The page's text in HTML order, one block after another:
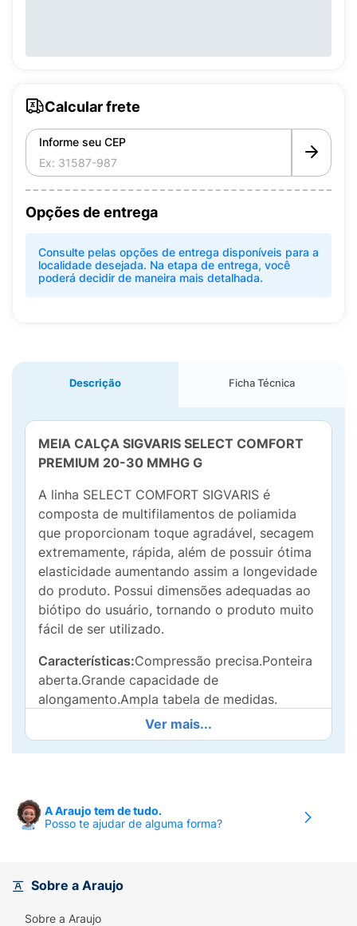
Calcular frete
Informe seu CEP
Opções de entrega
Consulte pelas opções de entrega disponíveis para a
localidade desejada. Na etapa de entrega, você
poderá decidir de maneira mais detalhada.
Descrição Ficha Técnica
MEIA CALÇA SIGVARIS SELECT COMFORT
PREMIUM 20-30 MMHG G
A linha SELECT COMFORT SIGVARIS é
composta de multifilamentos de poliamida
que proporcionam toque agradável, secagem
extremamente, rápida, além de possuir ótima
elasticidade aumentando assim a longevidade
do produto. Possui dimensões adequadas ao
biótipo do usuário, tornando o produto muito
fácil de ser utilizado.
Características:Compressão precisa.Ponteira
aberta.Grande capacidade de
alongamento.Ampla tabela de medidas.
Recomendada pelos médicos para:
mmHg:Tratamento das doenças venosas e
escleroterápicoPós-operatório de varizes.
severas.Tratamento da trombose venosa
Ver mais...
A Araujo tem de tudo.
Posso te ajudar de alguma forma?
Sobre a Araujo
Sobre a Araujo